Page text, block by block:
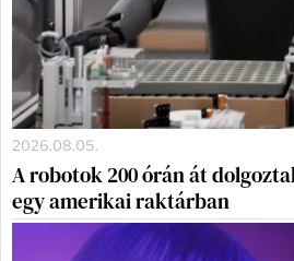
2026.08.05.
A robotok 200 órán át
egy amerikai raktárban